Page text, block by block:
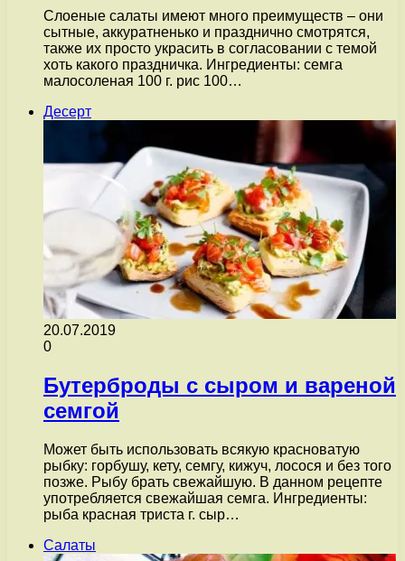
Слоеные салаты имеют много преимуществ – они
сытные, аккуратненько и празднично смотрятся,
также их просто украсить в согласовании с темой
хоть какого праздничка. Ингредиенты: семга
малосоленая 100 г. рис 100…
Десерт
20.07.2019
0
Бутерброды с сыром и вареной
семгой
Может быть использовать всякую красноватую
рыбку: горбушу, кету, семгу, кижуч, лосося и без того
позже. Рыбу брать свежайшую. В данном рецепте
употребляется свежайшая семга. Ингредиенты:
рыба красная триста г. сыр…
Салаты